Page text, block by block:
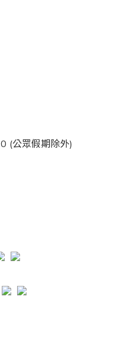
(公眾假期除外)